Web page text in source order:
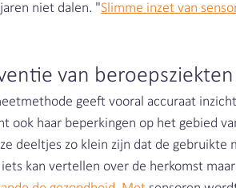
niet dalen. "Slimme inzet van
van beroepsziekten
geeft vooral accuraat
ook haar beperkingen op het gebied
deeltjes zo klein zijn dat de gebruikte
kan vertellen over de herkomst